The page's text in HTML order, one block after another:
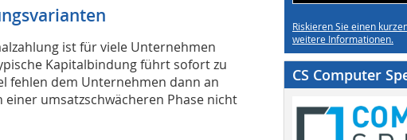
ist für viele Unternehmen
Kapitalbindung führt sofort zu
fehlen dem Unternehmen dann an
umsatzschwächeren Phase nicht
Riskieren Sie einen
weitere Informationen.
CS Computer